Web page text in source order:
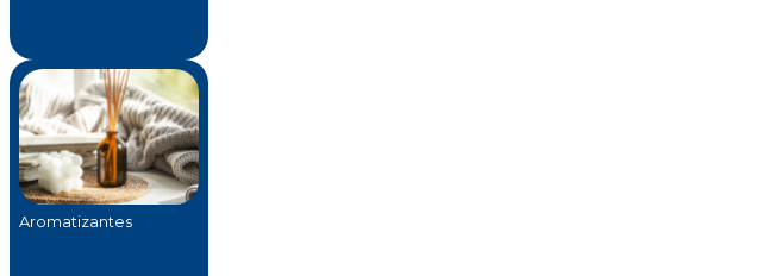
Aromatizantes